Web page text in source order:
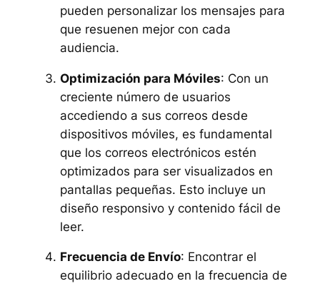
pueden personalizar los mensajes para
que resuenen mejor con cada
audiencia.
Optimización para Móviles: Con un
creciente número de usuarios
accediendo a sus correos desde
dispositivos móviles, es fundamental
que los correos electrónicos estén
optimizados para ser visualizados en
pantallas pequeñas. Esto incluye un
diseño responsivo y contenido fácil de
leer.
Frecuencia de Envío: Encontrar el
equilibrio adecuado en la frecuencia de